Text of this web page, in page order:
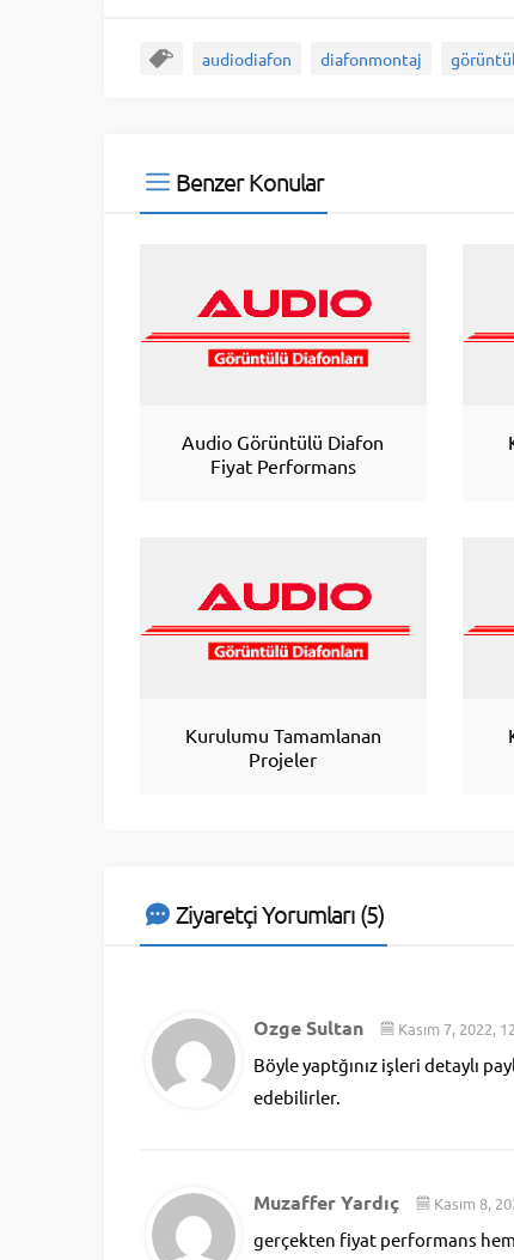
audiodiafon diafonmontaj
Benzer Konular
Audio Görüntülü Diafon
Fiyat Performans
Kurulumu Tamamlanan
Projeler
Ziyaretçi Yorumları (5)
Ozge Sultan Kasım 7, 2022,
Böyle yaptğınız işleri detaylı
edebilirler.
Muzaffer Yardıç Kasım 8,
gerçekten fiyat performans